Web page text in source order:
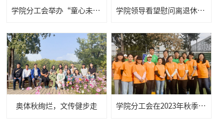
学院分工会举办“童心未泯，童乐六一”儿童节亲子活动 学院领导看望慰问离退休老教师
奥体秋绚烂，文传健步走 学院分工会在2023年秋季教职工"同心·同力·同行”趣味运动会中取得佳绩